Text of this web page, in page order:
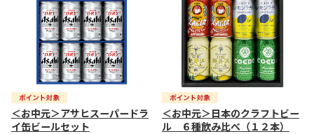
＜お中元＞アサヒスーパードラ
イ缶ビールセット
＜お中元＞日本のクラフトビー
ル ６種飲み比べ（１２本）